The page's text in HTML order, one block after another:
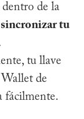
dentro de la
sincronizar tu
tu llave
de
fácilmente.